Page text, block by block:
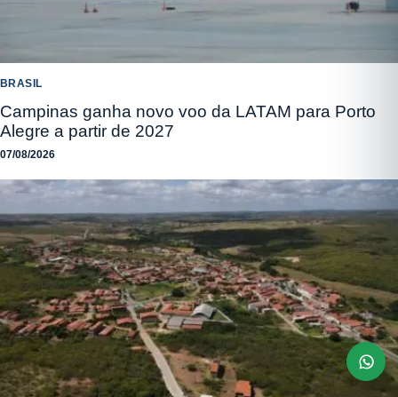
BRASIL
Campinas ganha novo voo da LATAM para Porto
Alegre a partir de 2027
07/08/2026